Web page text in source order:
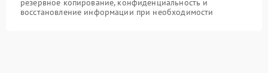
резервное копирование, конфиденциальность и
восстановление информации при необходимости